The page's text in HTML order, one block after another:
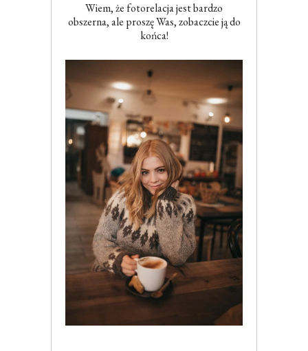
Wiem, że fotorelacja jest bardzo
obszerna, ale proszę Was, zobaczcie ją do
końca!